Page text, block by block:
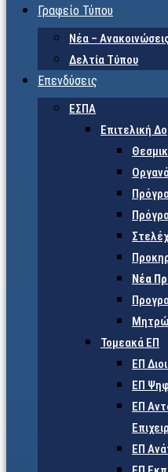
Γραφείο Τύπου
Νέα –
Δελτία Τύπου
Επενδύσεις
ΕΣΠΑ
Επιτελική
Νέα
Τομεακά ΕΠ
ΕΠ
ΕΠ
ΕΠ
ΕΠ